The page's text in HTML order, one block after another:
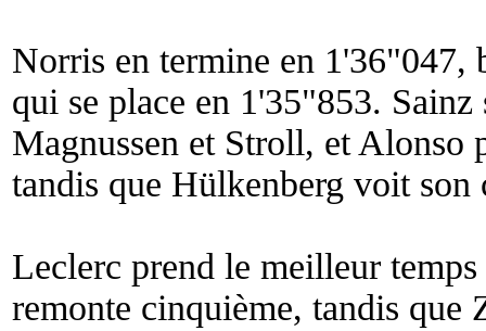
Norris en termine en 1'36"047,
qui se place en 1'35"853.
Magnussen et Stroll, et Alonso
tandis que Hülkenberg voit son
Leclerc prend le meilleur
remonte cinquième, tandis que